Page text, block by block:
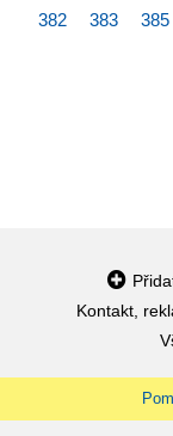
382
383 385
Kontakt,